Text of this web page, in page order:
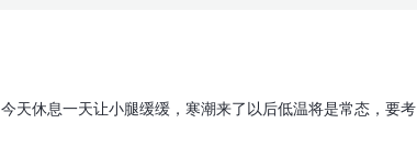
今天休息一天让小腿缓缓，寒潮来了以后低温将是常态，要考